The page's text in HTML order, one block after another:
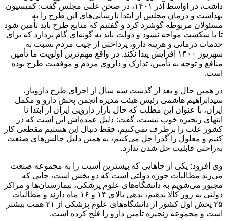
داشت، در اواسط آذر ۱۴۰۱، در صحن علنی مجلس گفت: کمیسیون
بهداشت و درمان مجلس از ابتدا نارسایی‌های این طرح را به
مسئولان مربوطه گوشزد کرد و گفتیم که منابع طرح باید تأمین شود
تا با شکست مواجه نشود و دولت باید به گونه‌ای گام بردارد که برای
خدمات درمانی و هزینه دارو، پرداختی از جیب مردم نسبت به
شهریور ۱۴۰۰ افزایش پیدا نکند. در واقع مهم‌ترین اولویت ما تأمین
منافع و توجه به تأمین، تدارک و داروی مردم و موفقیت طرح بوده
است.
در همین حال و بعد از گذشت سه سال از اجرای طرح دارویار ،
سیدابراهیم هاشمی رئیس هیئت مدیره انجمن پخش دارو و مکمل
ایران، با عنوان این مطلب که حال بازار دارویی ایران از ابتدا تا
انتهای زنجیره خوب نیست، گفت: دلیل عمده‌اش این است که در
کشور علت را برطرف نمی‌کنیم، فقط دنبال این هستیم مقطعی کار
کنیم و معلول را گذرا حل می‌کنیم، به همین دلیل چالش‌های صنعت
به‌راحتی قابلیت حل شدن ندارد.
وی افزود: یکی از جاهایی که بیشترین آسیب را به مجموعه صنعت
می‌زند مطالبات حوزه دولتی است که دو بخش است، جایی که
مجبور می‌شویم به دانشگاه‌های علوم پزشکی، بیمارستان‌ها و مراکز
دولتی به زور کالا بدهیم، بدهی بالای ۱۴ و ۱۶ ماه دارند و مطالبات
۲۵ پخش اول کشور از دانشگاه‌های علوم پزشکی از ۲۱ همت بیشتر
است و مجموعه زنجیره تأمین دارو را فلج کرده است.